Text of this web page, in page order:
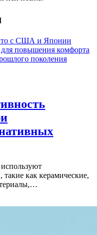
с США и Японии
повышения комфорта
поколения
как керамические,